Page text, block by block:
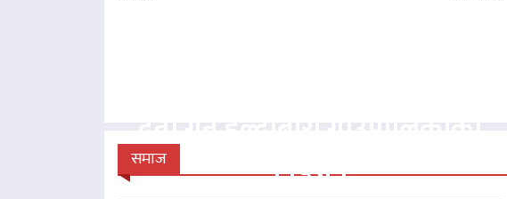
समाज
निर्देशन